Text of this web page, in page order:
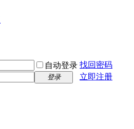
自动登录 找回密码
登录
立即注册